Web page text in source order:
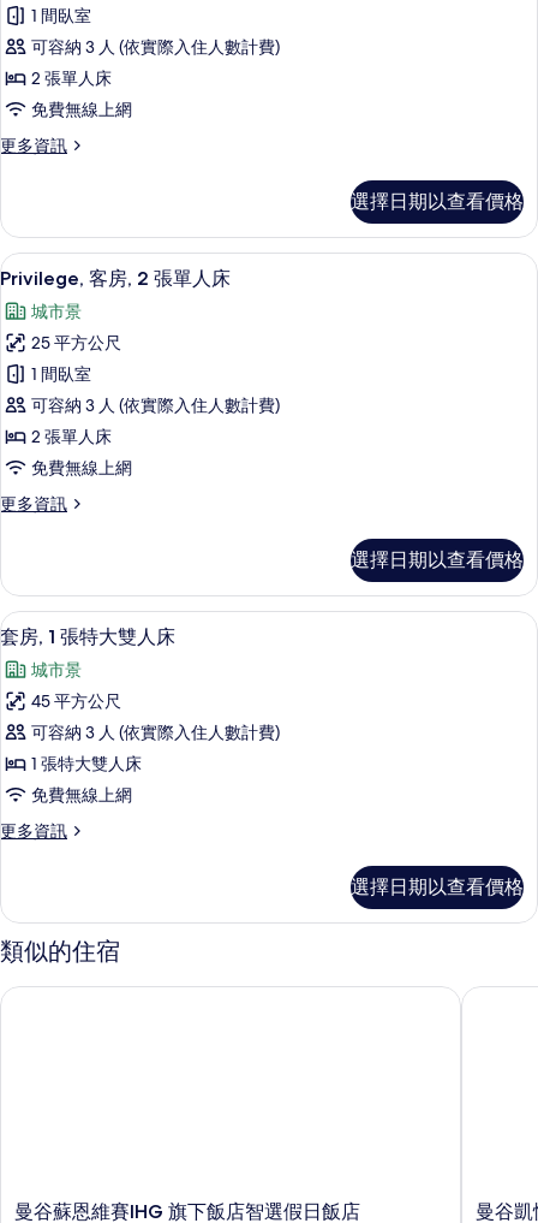
有
相
片
人
床
的
詳
情
客
房,
2
張
單
床
的
所
有
相
片
1 間臥室
可容納 3 人 (依實際入住人數計費)
2 張單人床
免費無線上網
更多資訊
更
客
房,
2
單
人
床
的
詳
情
選擇日期以查看價格
顯
示
Privilege,
客
房,
2
張
單
人
所
有
相
片
迷你吧、客房內保險箱、書桌、遮光
8
Privilege, 客房, 2 張單人床
城市景
25 平方公尺
1 間臥室
可容納 3 人 (依實際入住人數計費)
2 張單人床
免費無線上網
更多資訊
更
房,
張
人
床
的
詳
情
選擇日期以查看價格
顯
示
套
房,
1
張
特
大
人
床
的
所
套房, 1 張特大雙人床 | 迷你吧、客房
11
套房, 1 張特大雙人床
城市景
45 平方公尺
可容納 3 人 (依實際入住人數計費)
1 張特大雙人床
免費無線上網
更多資訊
更
1
張
特
雙
選擇日期以查看價格
類似的住宿
曼
曼谷蘇恩維賽IHG 旗下飯店智選假日飯店
曼谷蘇恩維賽IHG 旗下飯店智選假日飯店
曼
曼谷凱
曼谷凱